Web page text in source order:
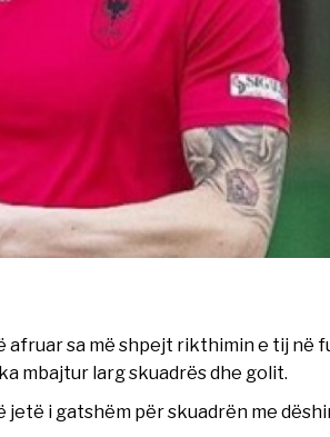
sa më shpejt rikthimin e tij në
mbajtur larg skuadrës dhe golit.
i gatshëm për skuadrën me